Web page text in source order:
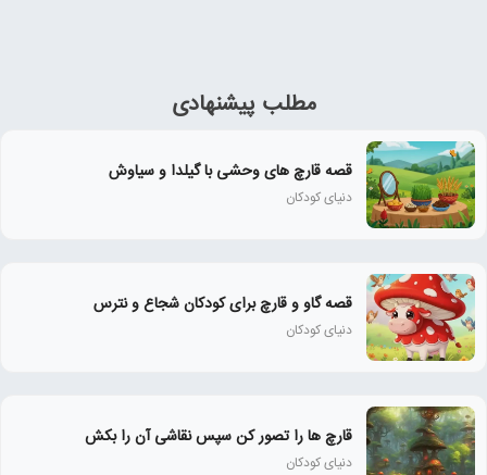
مطلب پیشنهادی
قصه قارچ های وحشی با گیلدا و سیاوش
دنیای کودکان
قصه گاو و قارچ برای کودکان شجاع و نترس
دنیای کودکان
قارچ ها را تصور کن سپس نقاشی آن را بکش
دنیای کودکان